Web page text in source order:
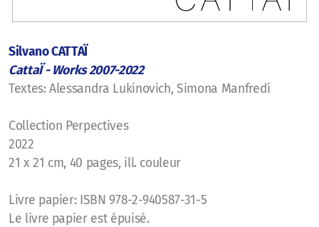
Silvano CATTAÏ
CattaÏ - Works 2007-2022
Textes: Alessandra Lukinovich, Simona Manfredi
Collection Perpectives
2022
21 x 21 cm, 40 pages, ill. couleur
Livre papier: ISBN 978-2-940587-31-5
Le livre papier est épuisé.